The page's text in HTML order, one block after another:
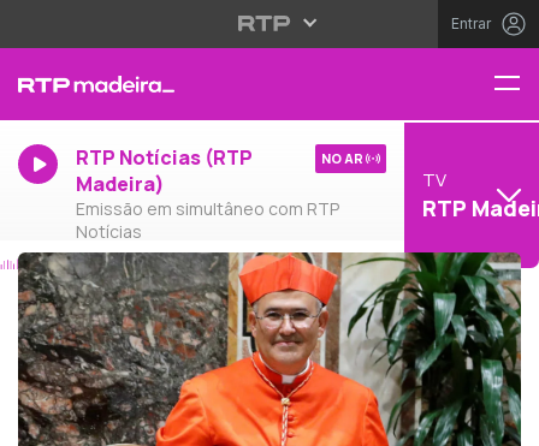
Entrar
RTP Notícias (RTP
Madeira)
Emissão em simultâneo com RTP
Notícias
NO AR
TV
RTP